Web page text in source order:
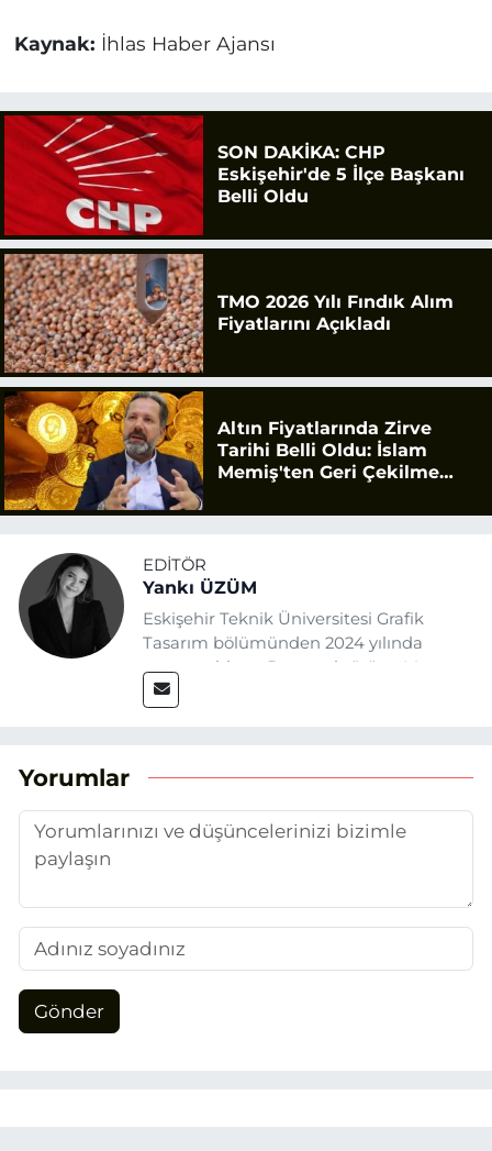
Kaynak: İhlas Haber Ajansı
SON DAKİKA: CHP
Eskişehir'de 5 İlçe Başkanı
Belli Oldu
TMO 2026 Yılı Fındık Alım
Fiyatlarını Açıkladı
Altın Fiyatlarında Zirve
Tarihi Belli Oldu: İslam
Memiş'ten Geri Çekilme
EDITÖR
Yankı ÜZÜM
Eskişehir Teknik Üniversitesi Grafik
Tasarım bölümünden 2024 yılında
mezun oldum. Basın sektörüne Mayıs
2025’te Eskişehir Haber Ajansı ile adım
aktarmayı hedefliyorum.
Yorumlar
Gönder